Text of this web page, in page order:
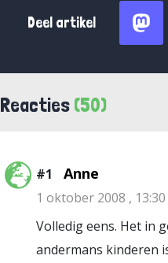
Deel artikel
Reacties (50)
#1 Anne
1 oktober 2008 , 13:30
Volledig eens. Het in
andermans kinderen